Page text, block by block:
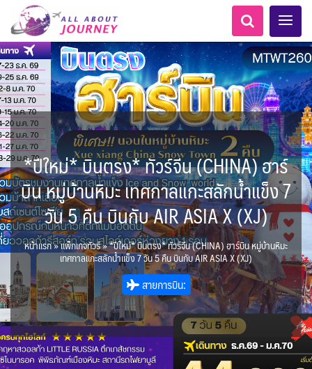
เอเชียกลาง 6 LKA ศรีลังกา 0
AFG อัฟกานิสถาน
LKA ศรีลังกา + BGD บังคลา
ศ
0
BTN ภูฏาน 2
BRN บรูไน 0
KHM กัมพูชา 0 จีน 283
HKG ฮ่องกง - มาเก๊า 10 IND อินเดีย 21
IDN อินโดนีเซีย 3 IRN อิหร่าน
IRQ อิรัก 0 ISR อิสราเอล 0
JPN ญี่ปุ่น 70 JOR จอร์แดน
KAZ คาซัคสถาน 19 KORS เกาหลีใต้
แอลเบเนีย - Albania 0 Balkan บอลข่าน 1
สวิตเซอร์แลนด์ เยอรมนี
ฝรั่งเศส
1
MNE มอนเตเนโกร 1 ล่าแสงเหนือ-ใต้ 11
Baltic บอลติก 4 ยุโรปตะวันออก 12
ยุโรปราคาถูก 1
ออสเตรีย - Austria 3 AZE อาเซอร์ไบจาน 2
BIH บอสเนีย & เฮอร์เซโกวีนา
1
BLR เบลารุส
BEL เบลเยี่ยม 0
HRV โครเอเชีย 3 CYP ไซปรัส
อเมริกาใต้ 8 อเมริกากลาง 1
ARG อาร์เจนตินา 3
CAN แคนาดา 3 CUB คิวบา 0
CHL ชิลี 3
ECU เอกวาดอร์ 0 PER เปรู 2
USA สหรัฐอเมริกา 6 บราซิล เปรู 3
เม็กซิโก คิวบา อเมริกา แคนาดา 1
ทัวร์ ล่องเรือสำราญยุโรป 5 ทัวร์ ล่องเรือสำราญอลาสก้า
1
ทัวร์ ล่องเรือสำราญอเมริกา
1
ทัวร์ ล่องเรือสำราญเอเชีย 0
ทัวร์ ล่องเรือสำราญประเท
ศอื่นๆ
4
ไมโครนีเซีย - Micronesia 1 ขั้วโลกใต้ 2
ขั้วโลกเหนือ 2 นิวซีแลนด์ - New Zealand
11
เกาะโบราโบร่า - Bora Bora
0
ตูนีเซีย - Tunisia 1
แอฟริกาใต้ - South Africa
3
โมร็อคโค - Morocco 6 แทนซาเนีย - Tanzania 2
เคนย่า - Kenya 2 นามิเบีย - Namibia 1
แอลจีเรีย - Algeria
ออสเตรเลีย - Australia 18 ลิเบีย - Libya 1
ล่องเรือดินเนอร์ วันวาเลนไทน์
22
ล่องเรือดินเนอร์วันลอยกระทง
21
ล่องเรือดินเนอร์วันปีใหม่ 22 เรือรอบกลางวัน กทม. 2
ล่องเรือดินเนอร์แม่น้ำ
าพระยา
34
ล่องเรือโปรแกรมอยุธยา 9
ล่องเรือ รอบ Sunset 14
ล่องเรือเหมาลำ / เหมาชั้น /
อยอร์ช / Speed Boat ส่วนตัวทั่ว
ะเทศ
255
เรือยอร์ช / Speed Boat ฯลฯ
บ Join ทั่วประเทศ
72
ตั๋วสวนสนุก 0 บุฟเฟต์โรงแรม/ร้านอาหาร 2
บุฟเฟต์ใบหยก 7 ไทยบัสฟู้ดทัวร์ 1
ตั๋วเรือ Hop-on Hop-off 0
โปรแกรมทัวร์ทั่วไทย 0 แต่งชุดไทยถ่ายรูปวัดอรุณฯ
1
พิเศษ! ล่องเรือเทศกาลชมพลุ
ยา
ห้องพักราคาพิเศษ 3
ข่าวที่น่าสนใจ
ความรู้ทั่วไป
สถานที่ท่องเที่ยว
*ปีใหม่* บินตรง* ทัวร์จีน (CHINA) ฮาร์
บิน หมู่บ้านหิมะ เทศกาลแกะสลักน้ำแข็ง 7
วัน 5 คืน บินกับ AIR ASIA X (XJ)
หน้าแรก»แพ็กเกจทัวร์»*ปีใหม่* บินตรง* ทัวร์จีน (CHINA) ฮาร์บิน หมู่บ้านหิมะ
เทศกาลแกะสลักน้ำแข็ง 7 วัน 5 คืน บินกับ AIR ASIA X (XJ)
สายการบิน: